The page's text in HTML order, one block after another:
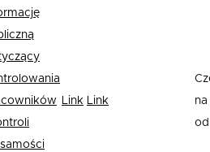
Link Link
na